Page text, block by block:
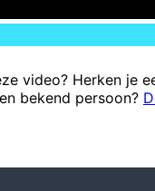
video? Herken je
bekend persoon?